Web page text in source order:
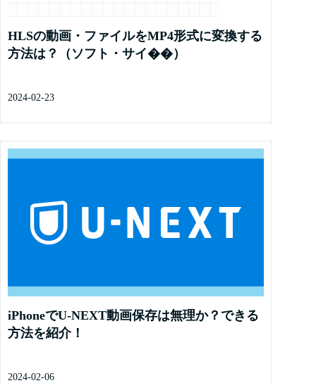
HLSの動画・ファイルをMP4形式に変換する
方法は？（ソフト・サイ��）
2024-02-23
iPhoneでU-NEXT動画保存は無理か？できる
方法を紹介！
2024-02-06